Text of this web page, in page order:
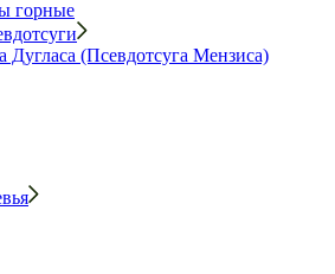
горные
Дугласа (Псевдотсуга Мензиса)